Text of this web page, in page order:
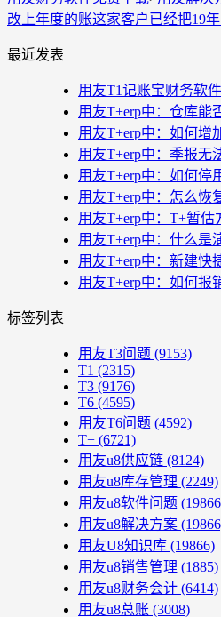
改上年度的账这家客户已经把19年
最近发表
用友T1记账宝财务软
用友T+erp中：仓库能
用友T+erp中：如何增
用友T+erp中：季报无
用友T+erp中：如何停
用友T+erp中：怎么恢
用友T+erp中：T+暂估
用友T+erp中：什么是
用友T+erp中：新建快
用友T+erp中：如何报
标签列表
用友T3问题 (9153)
T1 (2315)
T3 (9176)
T6 (4595)
用友T6问题 (4592)
T+ (6721)
用友u8供应链 (8124)
用友u8库存管理 (2249)
用友u8软件问题
用友u8解决方案
用友U8知识库 (19866)
用友u8销售管理 (1885)
用友u8财务会计 (6414)
用友u8总账 (3008)